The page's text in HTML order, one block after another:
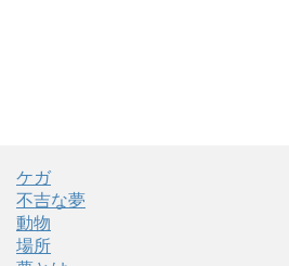
ケガ
不吉な夢
動物
場所